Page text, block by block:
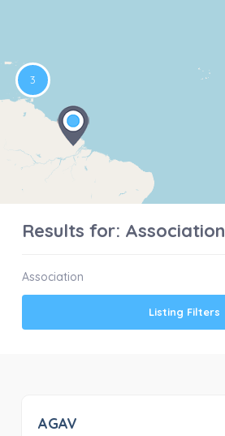
Results for: Association
Association
Listing Filters
AGAV